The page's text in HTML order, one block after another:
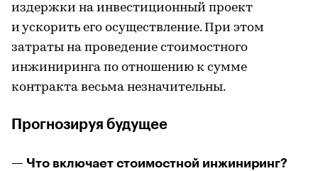
издержки на инвестиционный проект
и ускорить его осуществление. При этом
затраты на проведение стоимостного
инжиниринга по отношению к сумме
контракта весьма незначительны.
Прогнозируя будущее
— Что включает стоимостной инжиниринг?